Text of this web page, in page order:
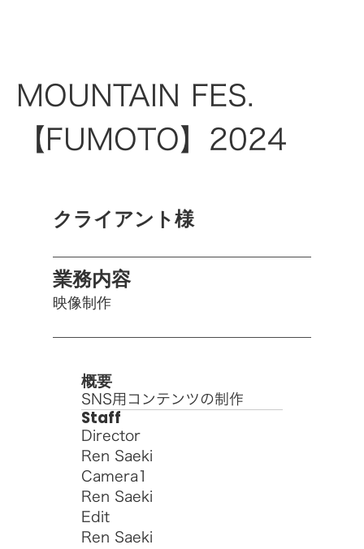
MOUNTAIN FES.
【FUMOTO】2024
クライアント様
業務内容
映像制作
概要
SNS用コンテンツの制作
Staff
Director
Ren Saeki
Camera1
Ren Saeki
Edit
Ren Saeki